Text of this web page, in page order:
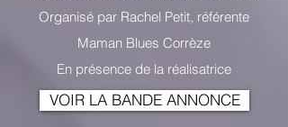
Organisé par Rachel Petit, référente
Maman Blues Corrèze
En présence de la réalisatrice
VOIR LA BANDE ANNONCE